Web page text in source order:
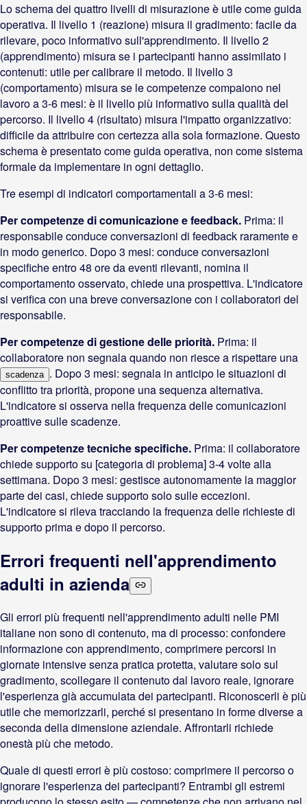
Lo schema dei quattro livelli di misurazione è utile come guida
operativa. Il livello 1 (reazione) misura il gradimento: facile da
rilevare, poco informativo sull'apprendimento. Il livello 2
(apprendimento) misura se i partecipanti hanno assimilato i
contenuti: utile per calibrare il metodo. Il livello 3
(comportamento) misura se le competenze compaiono nel
lavoro a 3-6 mesi: è il livello più informativo sulla qualità del
percorso. Il livello 4 (risultato) misura l'impatto organizzativo:
difficile da attribuire con certezza alla sola formazione. Questo
schema è presentato come guida operativa, non come sistema
formale da implementare in ogni dettaglio.
Tre esempi di indicatori comportamentali a 3-6 mesi:
Per competenze di comunicazione e feedback. Prima: il
responsabile conduce conversazioni di feedback raramente e
in modo generico. Dopo 3 mesi: conduce conversazioni
specifiche entro 48 ore da eventi rilevanti, nomina il
comportamento osservato, chiede una prospettiva. L'indicatore
si verifica con una breve conversazione con i collaboratori del
responsabile.
Per competenze di gestione delle priorità. Prima: il
collaboratore non segnala quando non riesce a rispettare una
scadenza . Dopo 3 mesi: segnala in anticipo le situazioni di
conflitto tra priorità, propone una sequenza alternativa.
L'indicatore si osserva nella frequenza delle comunicazioni
proattive sulle scadenze.
Per competenze tecniche specifiche. Prima: il collaboratore
chiede supporto su [categoria di problema] 3-4 volte alla
settimana. Dopo 3 mesi: gestisce autonomamente la maggior
parte dei casi, chiede supporto solo sulle eccezioni.
L'indicatore si rileva tracciando la frequenza delle richieste di
supporto prima e dopo il percorso.
Errori frequenti nell'apprendimento
adulti in azienda
Gli errori più frequenti nell'apprendimento adulti nelle PMI
italiane non sono di contenuto, ma di processo: confondere
informazione con apprendimento, comprimere percorsi in
giornate intensive senza pratica protetta, valutare solo sul
gradimento, scollegare il contenuto dal lavoro reale, ignorare
l'esperienza già accumulata dei partecipanti. Riconoscerli è più
utile che memorizzarli, perché si presentano in forme diverse a
seconda della dimensione aziendale. Affrontarli richiede
onestà più che metodo.
Quale di questi errori è più costoso: comprimere il percorso o
ignorare l'esperienza dei partecipanti? Entrambi gli estremi